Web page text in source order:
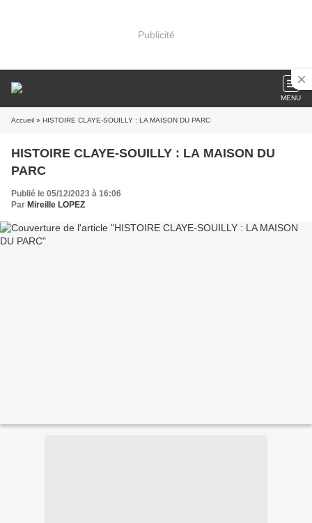
Publicité
MENU
Accueil » HISTOIRE CLAYE-SOUILLY : LA MAISON DU PARC
HISTOIRE CLAYE-SOUILLY : LA MAISON DU
PARC
Publié le 05/12/2023 à 16:06
Par Mireille LOPEZ